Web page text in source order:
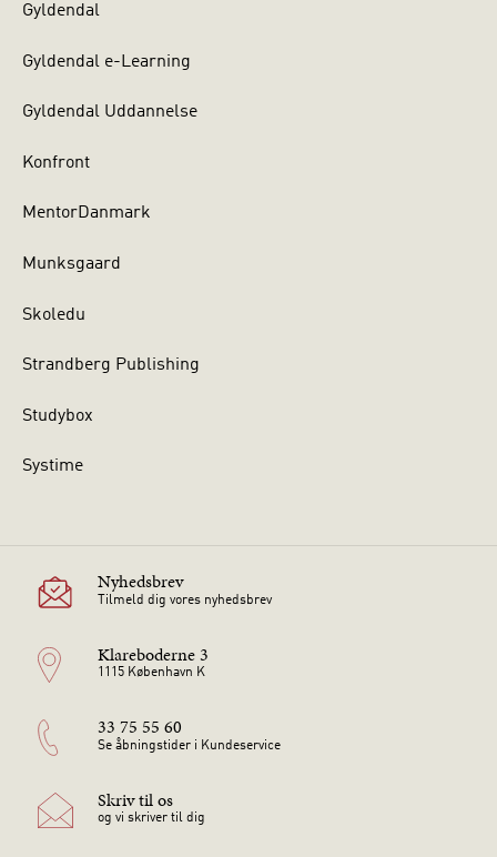
Gyldendal
Gyldendal e-Learning
Gyldendal Uddannelse
Konfront
MentorDanmark
Munksgaard
Skoledu
Strandberg Publishing
Studybox
Systime
Nyhedsbrev
Tilmeld dig vores nyhedsbrev
Klareboderne 3
1115 København K
33 75 55 60
Se åbningstider i Kundeservice
Skriv til os
og vi skriver til dig